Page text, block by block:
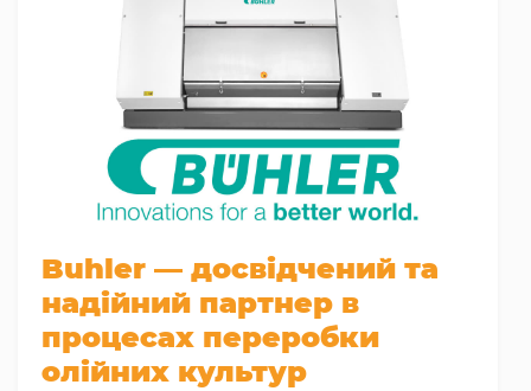
Buhler — досвідчений та
надійний партнер в
процесах переробки
олійних культур